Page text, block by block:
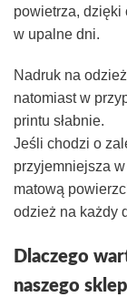
powietrza,
w upalne dni.
Nadruk na
natomiast w
printu słabnie.
Jeśli chodzi o
przyjemniejsza
matową
odzież na każdy
Dlaczego
naszego